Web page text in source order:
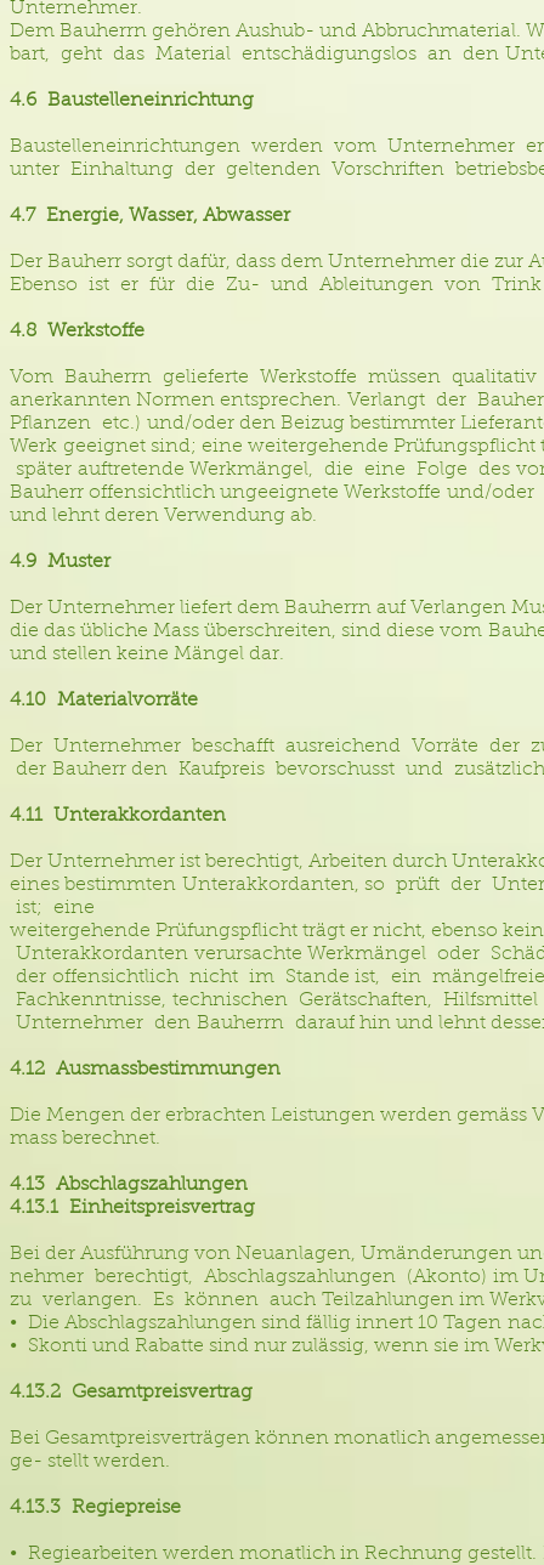
Unternehmer.
Dem Bauherrn gehören Aushub- und
bart, geht das Material entschädigungslos an den
4.6 Baustelleneinrichtung
Baustelleneinrichtungen werden vom Unternehmer
unter Einhaltung der geltenden Vorschriften
4.7 Energie, Wasser, Abwasser
Der Bauherr sorgt dafür, dass dem Unternehmer die zur
Ebenso ist er für die Zu- und Ableitungen von Trink-
4.8 Werkstoffe
Vom Bauherrn gelieferte Werkstoffe müssen
anerkannten Normen entsprechen. Verlangt der
Pflanzen etc.) und/oder den Beizug bestimmter
Werk geeignet sind; eine weitergehende
später auftretende Werkmängel, die eine Folge des
Bauherr offensichtlich ungeeignete Werkstoffe und/
und lehnt deren Verwendung ab.
4.9 Muster
Der Unternehmer liefert dem Bauherrn auf Verlangen
die das übliche Mass überschreiten, sind diese vom
und stellen keine Mängel dar.
4.10 Materialvorräte
Der Unternehmer beschafft ausreichend Vorräte der
der Bauherr den Kaufpreis bevorschusst und
4.11 Unterakkordanten
Der Unternehmer ist berechtigt, Arbeiten durch
eines bestimmten Unterakkordanten, so prüft der
ist; eine
weitergehende Prüfungspflicht trägt er nicht, ebenso
Unterakkordanten verursachte Werkmängel oder
der offensichtlich nicht im Stande ist, ein
Fachkenntnisse, technischen Gerätschaften,
Unternehmer den Bauherrn darauf hin und lehnt
4.12 Ausmassbestimmungen
Die Mengen der erbrachten Leistungen werden
mass berechnet.
4.13 Abschlagszahlungen
4.13.1 Einheitspreisvertrag
Bei der Ausführung von Neuanlagen, Umänderungen
nehmer berechtigt, Abschlagszahlungen (Akonto) im
zu verlangen. Es können auch Teilzahlungen im
• Die Abschlagszahlungen sind fällig innert 10 Tagen
• Skonti und Rabatte sind nur zulässig, wenn sie im
4.13.2 Gesamtpreisvertrag
Bei Gesamtpreisverträgen können monatlich
ge- stellt werden.
4.13.3 Regiepreise
• Regiearbeiten werden monatlich in Rechnung